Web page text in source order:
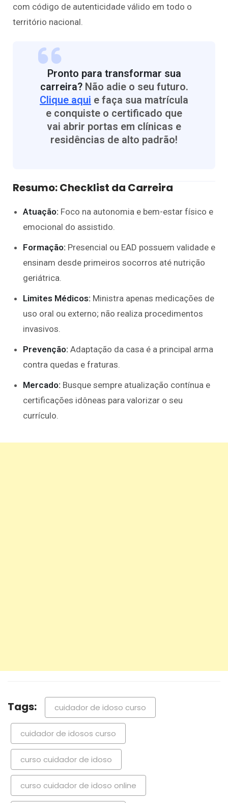
com código de autenticidade válido em todo o
território nacional.
Pronto para transformar sua
carreira?Não adie o seu futuro.
Clique aqui e faça sua matrícula
e conquiste o certificado que
vai abrir portas em clínicas e
residências de alto padrão!
Resumo: Checklist da Carreira
Atuação: Foco na autonomia e bem-estar físico e
emocional do assistido.
Formação: Presencial ou EAD possuem validade e
ensinam desde primeiros socorros até nutrição
geriátrica.
Limites Médicos: Ministra apenas medicações de
uso oral ou externo; não realiza procedimentos
invasivos.
Prevenção: Adaptação da casa é a principal arma
contra quedas e fraturas.
Mercado: Busque sempre atualização contínua e
certificações idôneas para valorizar o seu
currículo.
Tags: cuidador de idoso curso
cuidador de idosos curso
curso cuidador de idoso
curso cuidador de idoso online